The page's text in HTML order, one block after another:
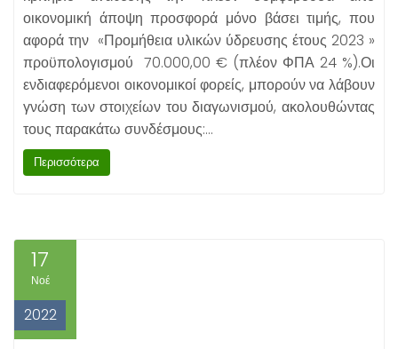
οικονομική άποψη προσφορά μόνο βάσει τιμής, που
αφορά την «Προμήθεια υλικών ύδρευσης έτους 2023 »
προϋπολογισμού 70.000,00 € (πλέον ΦΠΑ 24 %).Οι
ενδιαφερόμενοι οικονομικοί φορείς, μπορούν να λάβουν
γνώση των στοιχείων του διαγωνισμού, ακολουθώντας
τους παρακάτω συνδέσμους:…
Περισσότερα
17
Νοέ
2022